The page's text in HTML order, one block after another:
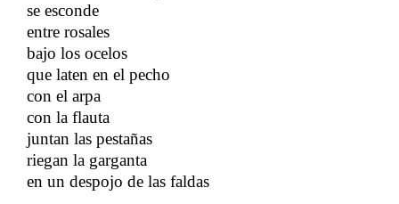
se esconde
entre rosales
bajo los ocelos
que laten en el pecho
con el arpa
con la flauta
juntan las pestañas
riegan la garganta
en un despojo de las faldas